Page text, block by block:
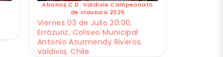
Abonos C.D. Valdivia Campeonato
de clausura 2026
Viernes 03 de Julio 20:00,
Errázuriz, Coliseo Municipal
Antonio Azurmendy Riveros,
Valdivia, Chile